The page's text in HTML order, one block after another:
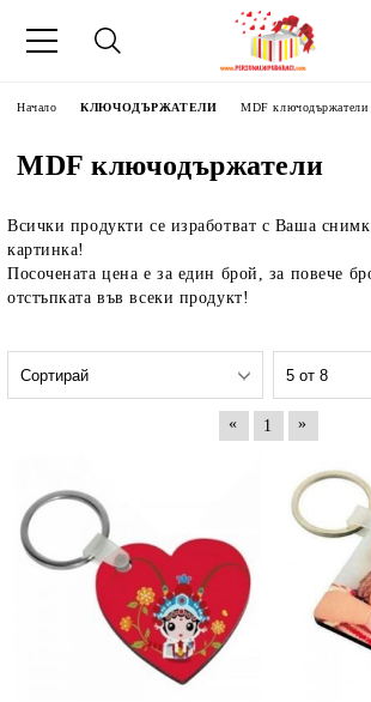
Начало КЛЮЧОДЪРЖАТЕЛИ MDF ключодържатели
MDF ключодържатели
Всички продукти се изработват с Ваша
картинка!
Посочената цена е за един брой, за повече
отстъпката във всеки продукт!
« 1 »